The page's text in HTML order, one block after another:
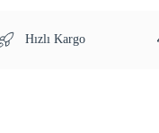
Hızlı Kargo